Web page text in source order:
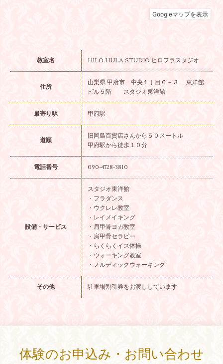
教室名 HILO HULA STUDIO ヒロフラスタジオ
住所
山梨県 甲府市 中央１丁目６－３ 東洋館
ビル５階 スタジオ東洋館
最寄り駅 甲府駅
道順
旧岡島百貨店さんから５０メートル
甲府駅から徒歩１０分
電話番号 090-4728-3810
設備・サービス
スタジオ東洋館
・フラダンス
・ウクレレ教室
・レイメイキング
・肩甲骨ヨガ教室
・肩甲骨セラピー
・らくらくイス体操
・ウォーキング教室
・ノルディックウォーキング
その他 駐車場割引券をお渡ししています
体験のお申込み・お問い合わせ